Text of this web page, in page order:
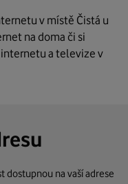
v místě Čistá u
na doma či si
a televize v
dostupnou na vaší adrese